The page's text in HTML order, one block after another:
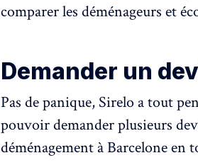
comparer les déménageurs et
Demander un
Pas de panique, Sirelo a tout
pouvoir demander plusieurs
déménagement à Barcelone en